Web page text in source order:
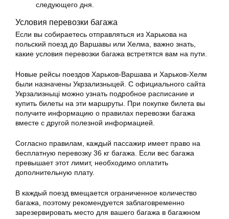
следующего дня.
Условия перевозки багажа
Если вы собираетесь отправляться из Харькова на
польский поезд до Варшавы или Хелма, важно знать,
какие условия перевозки багажа встретятся вам на пути.
Новые рейсы поездов Харьков-Варшава и Харьков-Хелм
были назначены Укрзализныцей. С официального сайта
Укрзализныці можно узнать подробное расписание и
купить билеты на эти маршруты. При покупке билета вы
получите информацию о правилах перевозки багажа
вместе с другой полезной информацией.
Согласно правилам, каждый пассажир имеет право на
бесплатную перевозку 36 кг багажа. Если вес багажа
превышает этот лимит, необходимо оплатить
дополнительную плату.
В каждый поезд вмещается ограниченное количество
багажа, поэтому рекомендуется заблаговременно
зарезервировать место для вашего багажа в багажном